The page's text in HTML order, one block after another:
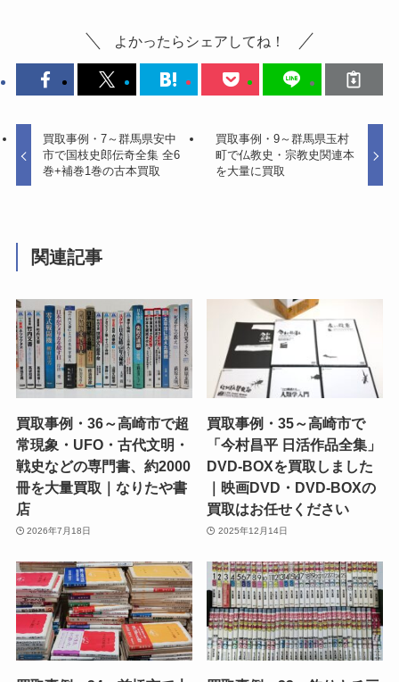
よかったらシェアしてね！
買取事例・7～群馬県安中
市で国枝史郎伝奇全集 全6
巻+補巻1巻の古本買取
買取事例・9～群馬県玉村
町で仏教史・宗教史関連本
を大量に買取
関連記事
買取事例・36～高崎市で超
常現象・UFO・古代文明・
戦史などの専門書、約2000
冊を大量買取｜なりたや書
店
2026年7月18日
買取事例・35～高崎市で
「今村昌平 日活作品全集」
DVD-BOXを買取しました
｜映画DVD・DVD-BOXの
買取はお任せください
2025年12月14日